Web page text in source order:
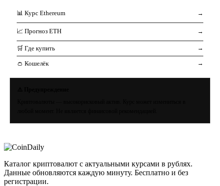
📊 Курс Ethereum →
📈 Прогноз ETH →
🛒 Где купить →
👛 Кошелёк →
Каталог криптовалют с актуальными курсами в рублях.
Данные обновляются каждую минуту. Бесплатно и без
регистрации.